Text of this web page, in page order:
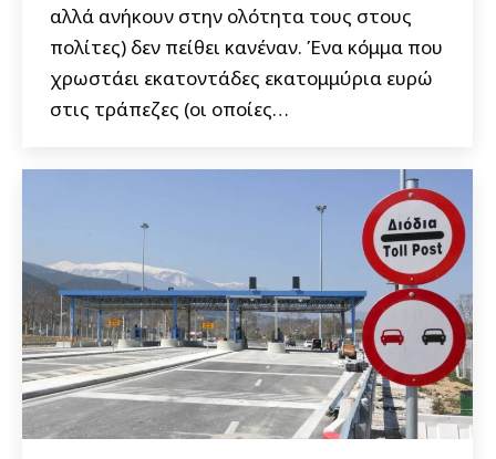
αλλά ανήκουν στην ολότητα τους στους
πολίτες) δεν πείθει κανέναν. Ένα κόμμα που
χρωστάει εκατοντάδες εκατομμύρια ευρώ
στις τράπεζες (οι οποίες…